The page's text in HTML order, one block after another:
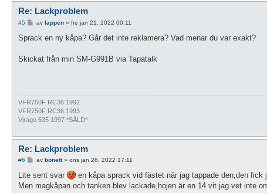
Re: Lackproblem
#5
l
g
av lappen» fre jan 21, 2022 00:11
Sprack en ny kåpa? Går det inte reklamera? Vad menar du var exakt?
Skickat från min SM-G991B via Tapatalk
VFR750F RC36 1992
VFR750F RC36 1993
Virago 535 1997 *SÅLD*
Re: Lackproblem
#6
l
g
av bonett» ons jan 26, 2022 17:11
Lite sent svar
en kåpa sprack vid fästet när jag tappade den,den
Men magkåpan och tanken blev lackade,hojen är en 14 vit jag vet inte